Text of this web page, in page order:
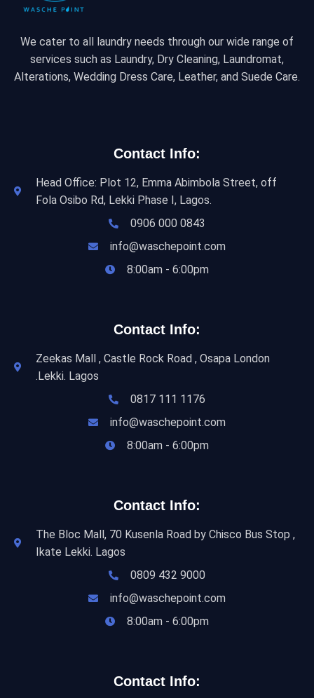
We cater to all laundry needs through our wide range of
services such as Laundry, Dry Cleaning, Laundromat,
Alterations, Wedding Dress Care, Leather, and Suede Care.
Contact Info:
Head Office: Plot 12, Emma Abimbola Street, off
Fola Osibo Rd, Lekki Phase I, Lagos.
0906 000 0843
info@waschepoint.com
8:00am - 6:00pm
Contact Info:
Zeekas Mall , Castle Rock Road , Osapa London
.Lekki. Lagos
0817 111 1176
info@waschepoint.com
8:00am - 6:00pm
Contact Info:
The Bloc Mall, 70 Kusenla Road by Chisco Bus Stop ,
Ikate Lekki. Lagos
0809 432 9000
info@waschepoint.com
8:00am - 6:00pm
Contact Info: